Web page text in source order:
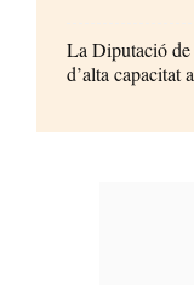
La Diputació
d’alta capacitat